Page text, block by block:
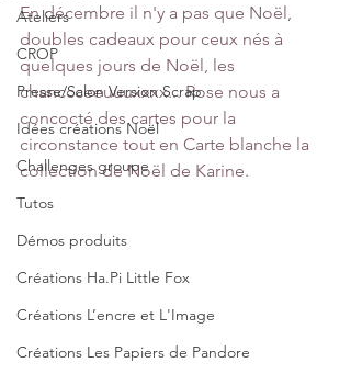
Ateliers
CROP
Presse/Salon Version Scrap
Idées créations Noël
Challenges groupe
Tutos
Démos produits
Créations Ha.Pi Little Fox
Créations L’encre et L'Image
Créations Les Papiers de Pandore
En décembre il n'y a pas que Noël,
doubles cadeaux pour ceux nés à
quelques jours de Noël, les
chanccceeuuuxxxx... Rose nous a
concocté des cartes pour la
circonstance tout en Carte blanche la
collection de Noël de Karine.